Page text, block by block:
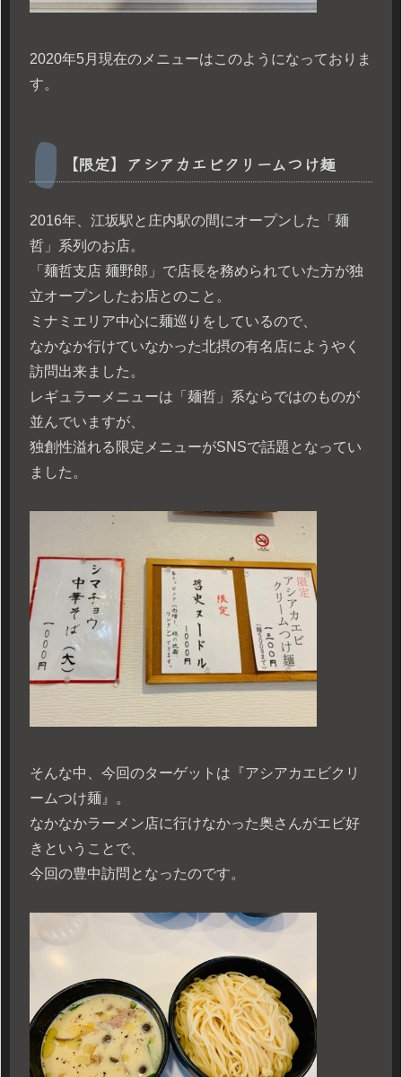
2020年5月現在のメニューはこのようになっておりま
す。
【限定】アシアカエビクリームつけ麺
2016年、江坂駅と庄内駅の間にオープンした「麺
哲」系列のお店。
「麺哲支店 麺野郎」で店長を務められていた方が独
立オープンしたお店とのこと。
ミナミエリア中心に麺巡りをしているので、
なかなか行けていなかった北摂の有名店にようやく
訪問出来ました。
レギュラーメニューは「麺哲」系ならではのものが
並んでいますが、
独創性溢れる限定メニューがSNSで話題となってい
ました。
そんな中、今回のターゲットは『アシアカエビクリ
ームつけ麺』。
なかなかラーメン店に行けなかった奥さんがエビ好
きということで、
今回の豊中訪問となったのです。